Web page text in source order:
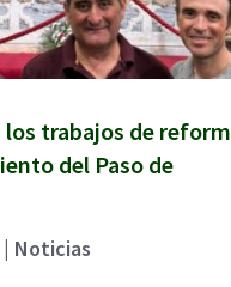
los trabajos de
del Paso de
Noticias